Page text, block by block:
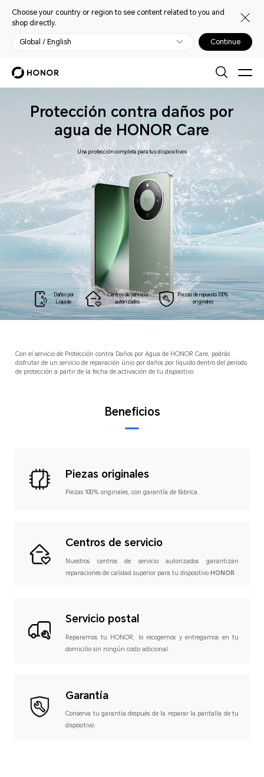
Choose your country or region to see content related to you and
shop directly.
Global / English Continue
Protección contra daños por
agua de HONOR Care
Una protección completa para tus dispositivos
Daños por
Líquido
Centros deservicio
autorizados
Piezas derepuesto 100%
originales
Con el servicio de Protección contra Daños por Agua de HONOR Care, podrás
disfrutar de un servicio de reparación únio por daños por líquido dentro del período
de protección a partir de la fecha de activación de tu dispositivo.
Beneficios
Piezas originales
Piezas 100% originales, con garantía de fábrica.
Centros de servicio
Nuestros centros de servicioautorizados garantizan
reparaciones de calidad superior para tu dispositivo HONOR
Servicio postal
Reparamos tu HONOR, lo recogemos y entregamos en tu
domicilio sin ningúncosto adicional.
Garantía
Conserva tu garantía después de la reparar la pantalla de tu
dispositivo.